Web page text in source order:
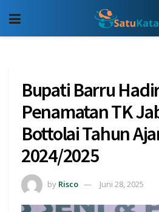
Bupati Barru
Penamatan TK
Bottolai Tahun
2024/2025
by Risco Juni 28, 2025